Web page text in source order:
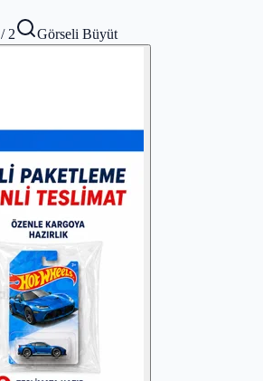
/ 2 Görseli Büyüt